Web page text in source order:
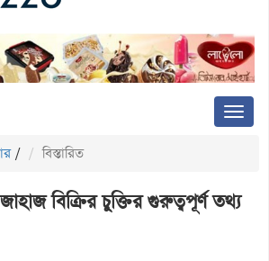
/ বিস্তারিত
জাহাজ বিক্রির চুক্তির গুরুত্বপূর্ণ তথ্য